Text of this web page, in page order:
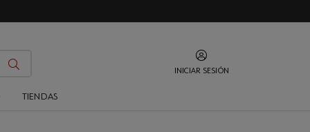
INICIAR SESIÓN
TIENDAS